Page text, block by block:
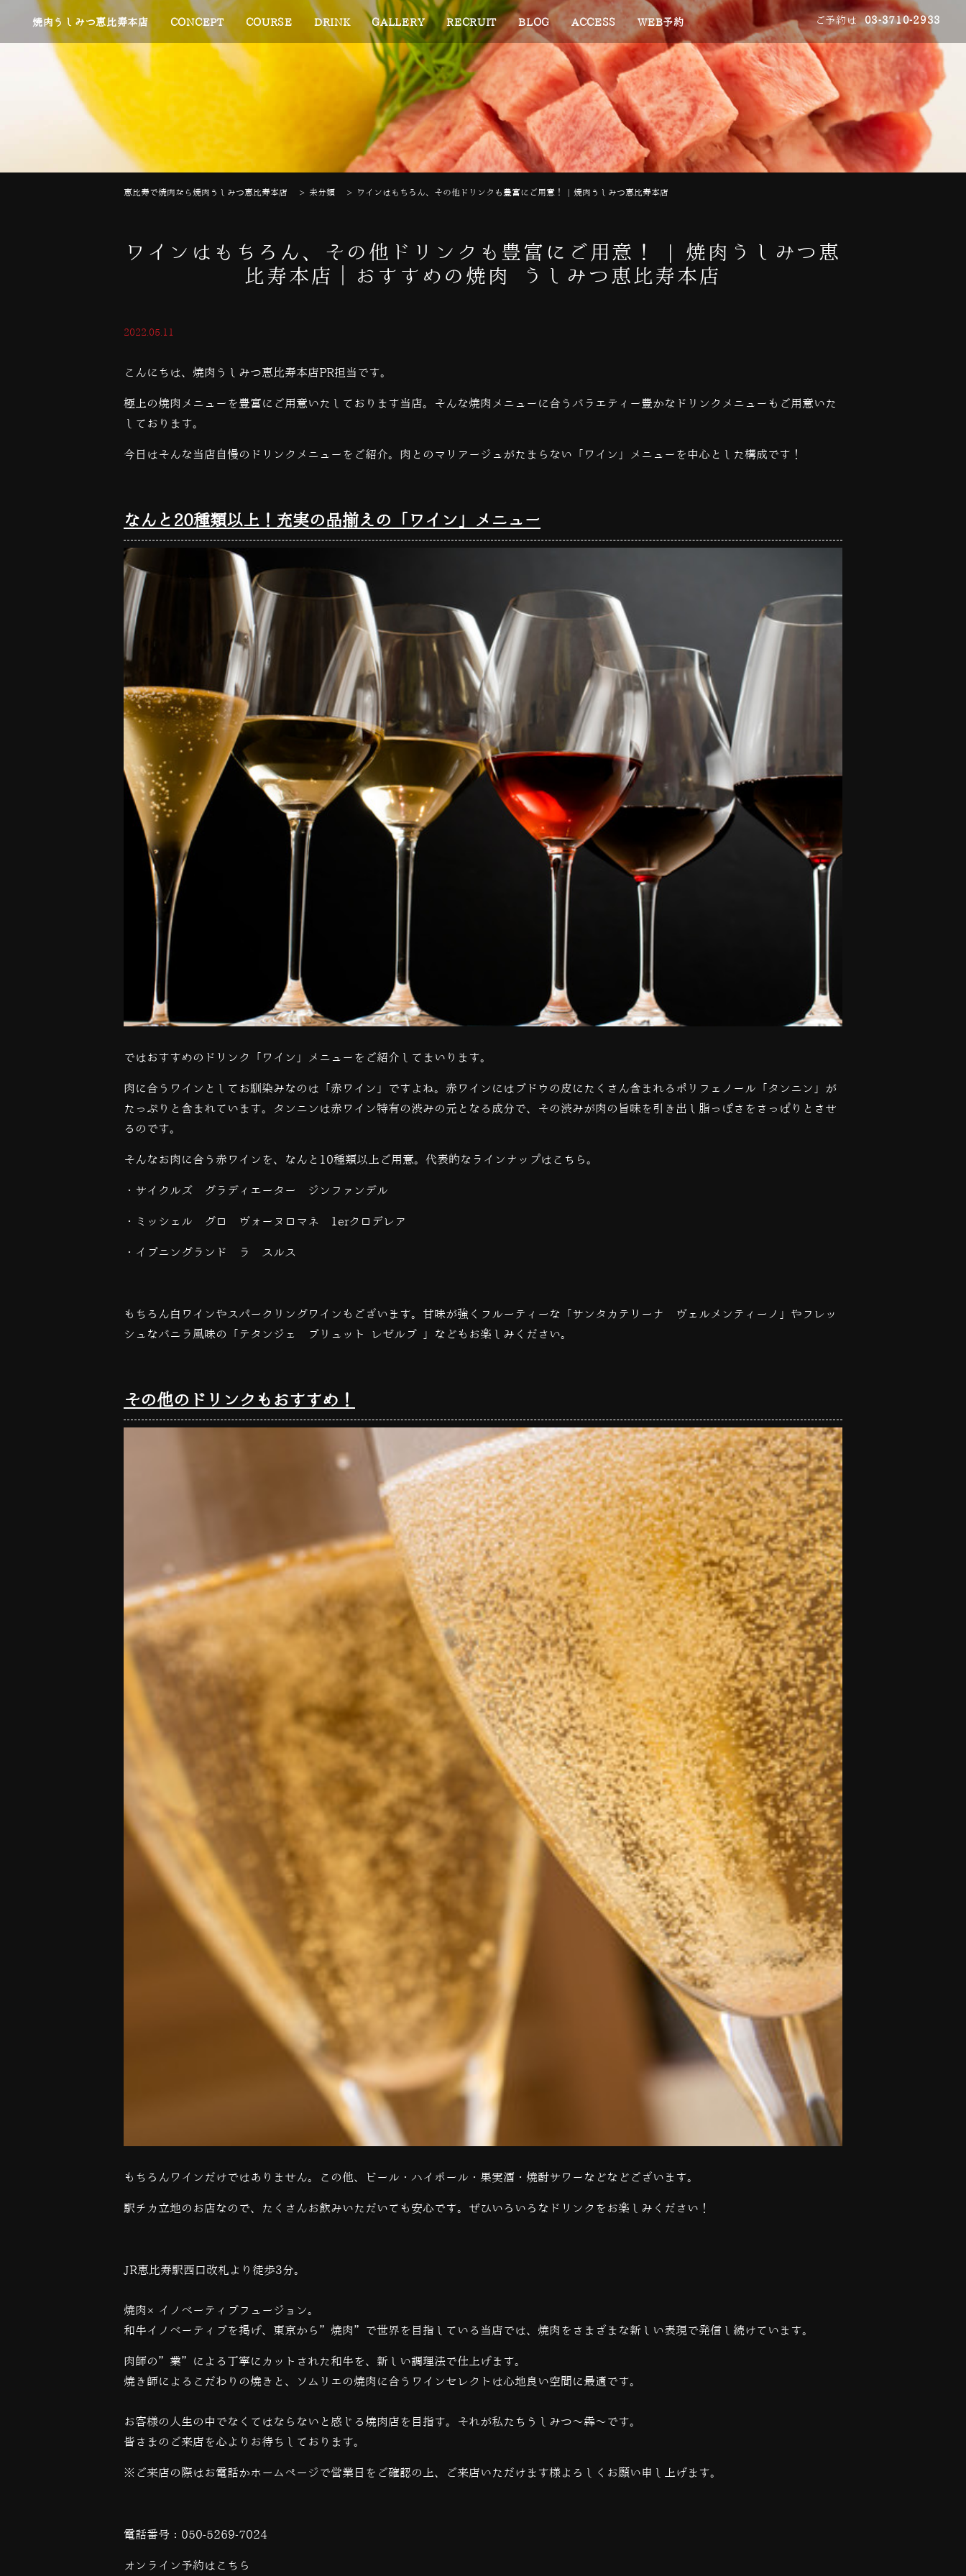
焼肉うしみつ恵比寿本店 CONCEPT COURSE DRINK GALLERY RECRUIT BLOG ACCESS WEB予約 ご予約は 03-3710-2933
恵比寿で焼肉なら焼肉うしみつ恵比寿本店 > 未分類 > ワインはもちろん、その他ドリンクも豊富にご用意！ | 焼肉うしみつ恵比寿本店
ワインはもちろん、その他ドリンクも豊富にご用意！ | 焼肉うしみつ恵
比寿本店｜おすすめの焼肉 うしみつ恵比寿本店
2022.05.11
こんにちは、焼肉うしみつ恵比寿本店PR担当です。
極上の焼肉メニューを豊富にご用意いたしております当店。そんな焼肉メニューに合うバラエティー豊かなドリンクメニューもご用意いた
しております。
今日はそんな当店自慢のドリンクメニューをご紹介。肉とのマリアージュがたまらない「ワイン」メニューを中心とした構成です！
なんと20種類以上！充実の品揃えの「ワイン」メニュー
ではおすすめのドリンク「ワイン」メニューをご紹介してまいります。
肉に合うワインとしてお馴染みなのは「赤ワイン」ですよね。赤ワインにはブドウの皮にたくさん含まれるポリフェノール「タンニン」が
たっぷりと含まれています。タンニンは赤ワイン特有の渋みの元となる成分で、その渋みが肉の旨味を引き出し脂っぽさをさっぱりとさせ
るのです。
そんなお肉に合う赤ワインを、なんと10種類以上ご用意。代表的なラインナップはこちら。
・ サイクルズ グラディエーター ジンファンデル
・ ミッシェル グロ ヴォーヌロマネ 1erクロデレア
・ イブニングランド ラ スルス
もちろん白ワインやスパークリングワインもございます。甘味が強くフルーティーな「 サンタカテリーナ ヴェルメンティーノ」やフレッ
シュなバニラ風味の「テタンジェ ブリュット レゼルブ 」などもお楽しみください。
その他のドリンクもおすすめ！
もちろんワインだけではありません。この他、ビール・ハイボール・果実酒・焼酎サワーなどなどございます。
駅チカ立地のお店なので、たくさんお飲みいただいても安心です。ぜひいろいろなドリンクをお楽しみください！
JR恵比寿駅西口改札より徒歩3分。
焼肉×イノベーティブフュージョン。
和牛イノベーティブを掲げ、東京から”焼肉”で世界を目指している当店では、 焼肉をさまざまな新しい表現で発信し続けています。
肉師の”業”による丁寧にカットされた和牛を、新しい調理法で仕上げます。
焼き師によるこだわりの焼きと、ソムリエの焼肉に合うワインセレクトは心地良い空間に最適です。
お客様の人生の中でなくてはならないと感じる焼肉店を目指す。それが私たちうしみつ～犇～です。
皆さまのご来店を心よりお待ちしております。
※ご来店の際はお電話かホームページで営業日をご確認の上、ご来店いただけます様よろしくお願い申し上げます。
電話番号： 050-5269-7024
オンライン予約は こちら